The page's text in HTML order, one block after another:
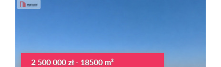
2 500 000 zł - 18500 m²